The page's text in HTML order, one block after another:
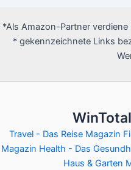
*Als Amazon-Partner
* gekennzeichnete Links
Travel - Das Reise Magazin
Magazin Health - Das
Haus & Garten